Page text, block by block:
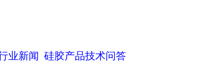
业新闻 硅胶产品技术问答